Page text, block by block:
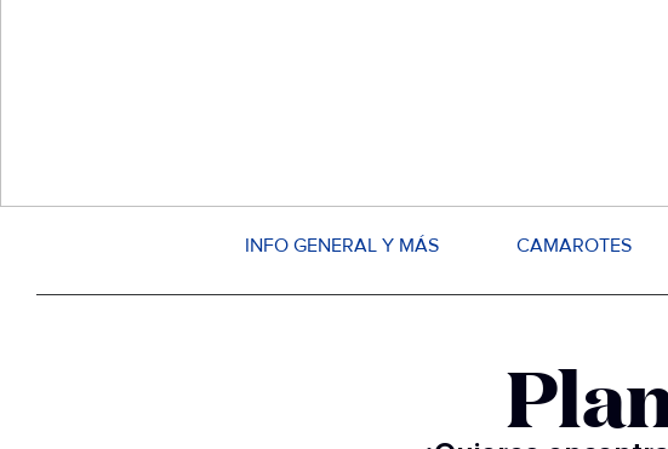
INFO GENERAL Y MÁS CAMAROTES